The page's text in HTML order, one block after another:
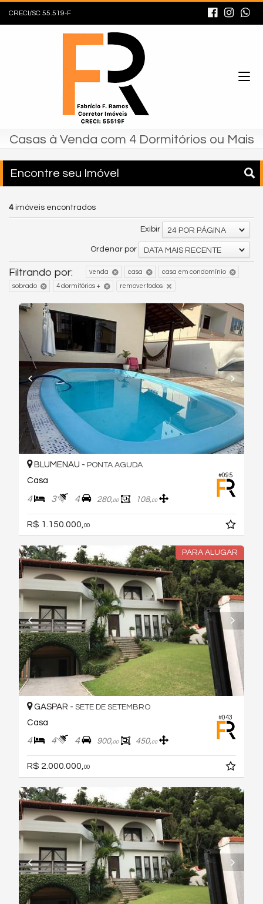
CRECI/SC 55.519-F
Casas à Venda com 4 Dormitórios ou Mais
Encontre seu Imóvel
4 imóveis encontrados
Exibir 24 POR PÁGINA
Ordenar por DATA MAIS RECENTE
Filtrando por: venda casa casa em condomínio
sobrado 4 dormitórios + remover todos
#095
BLUMENAU - PONTA AGUDA
Casa
4 3 4 280,00 108,00
R$ 1.150.000, 00
PARA ALUGAR
#043
GASPAR - SETE DE SETEMBRO
Casa
4 4 4 900,00 450,00
R$ 2.000.000,00